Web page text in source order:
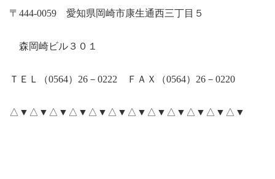
〒 444-0059 愛知県岡崎市康生通西三丁目５
森岡崎ビル３０１
ＴＥＬ（0564） 26 － 0222 ＦＡＸ（0564） 26 － 0220
△▼△▼△▼△▼△▼△▼△▼△▼△▼△▼△▼△▼